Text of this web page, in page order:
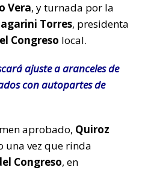
Vera, y turnada por la
Torres, presidenta
Congreso local.
ajuste a aranceles de
con autopartes de
aprobado, Quiroz
una vez que rinda
Congreso, en